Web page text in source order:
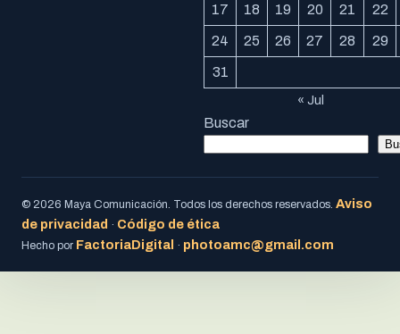
17 18 19 20 21 22
24 25 26 27 28 29
31
« Jul
Buscar
© 2026 Maya Comunicación. Todos los derechos reservados. Aviso
de privacidad · Código de ética
Hecho por FactoriaDigital · photoamc@gmail.com